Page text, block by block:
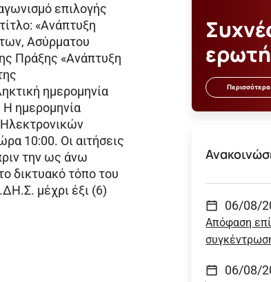
επιλογής
«Ανάπτυξη
Ασύρματου
Πράξης «Ανάπτυξη
ημερομηνία
ημερομηνία
10:00. Οι αιτήσεις
την ως άνω
δικτυακό τόπο του
μέχρι έξι (6)
Περισσότερα
06/08/
Απόφαση
06/08/